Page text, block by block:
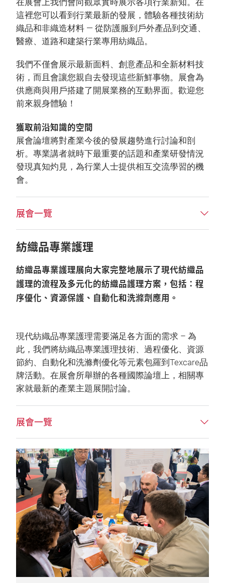
在展會上我們會向觀眾實時展示各項行業新知。在
這裡您可以看到行業最新的發展，體驗各種技術紡
織品和非織造材料 — 從防護服到戶外產品到交通、
醫療、道路和建築行業專用紡織品。
我們不僅會展示最新面料、創意產品和全新材料技
術，而且會讓您親自去發現這些新鮮事物。展會為
供應商與用戶搭建了開展業務的互動界面。歡迎您
前來親身體驗！
獲取前沿知識的空間
展會論壇將對產業今後的發展趨勢進行討論和剖
析。專業講者就時下最重要的話題和產業研發情況
發現真知灼見，為行業人士提供相互交流學習的機
會。
展會一覽
紡織品專業護理
紡織品專業護理展向大家完整地展示了現代紡織品
護理的流程及多元化的紡織品護理方案，包括：程
序優化、資源保護、自動化和洗滌劑應用。
現代紡織品專業護理需要滿足各方面的需求 – 為
此，我們將紡織品專業護理技術、過程優化、資源
節約、自動化和洗滌劑優化等元素包羅到Texcare品
牌活動。在展會所舉辦的各種國際論壇上，相關專
家就最新的產業主題展開討論。
展會一覽